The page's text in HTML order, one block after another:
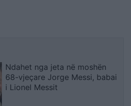
Ndahet nga jeta në moshën
68-vjeçare Jorge Messi, babai
i Lionel Messit